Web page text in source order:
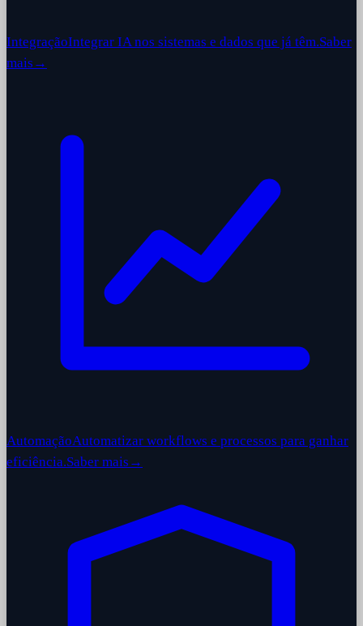
IntegraçãoIntegrar IA nos sistemas e dados que já têm.Saber
mais →
AutomaçãoAutomatizar workflows e processos para ganhar
eficiência.Saber mais →